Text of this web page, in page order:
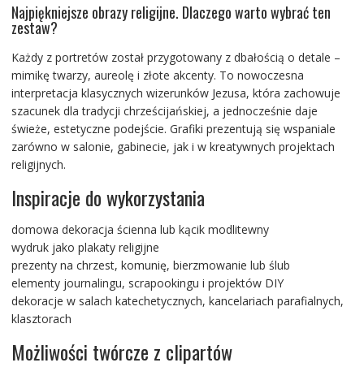
Najpiękniejsze obrazy religijne. Dlaczego warto wybrać ten
zestaw?
Każdy z portretów został przygotowany z dbałością o detale –
mimikę twarzy, aureolę i złote akcenty. To nowoczesna
interpretacja klasycznych wizerunków Jezusa, która zachowuje
szacunek dla tradycji chrześcijańskiej, a jednocześnie daje
świeże, estetyczne podejście. Grafiki prezentują się wspaniale
zarówno w salonie, gabinecie, jak i w kreatywnych projektach
religijnych.
Inspiracje do wykorzystania
domowa dekoracja ścienna lub kącik modlitewny
wydruk jako plakaty religijne
prezenty na chrzest, komunię, bierzmowanie lub ślub
elementy journalingu, scrapookingu i projektów DIY
dekoracje w salach katechetycznych, kancelariach parafialnych,
klasztorach
Możliwości twórcze z clipartów